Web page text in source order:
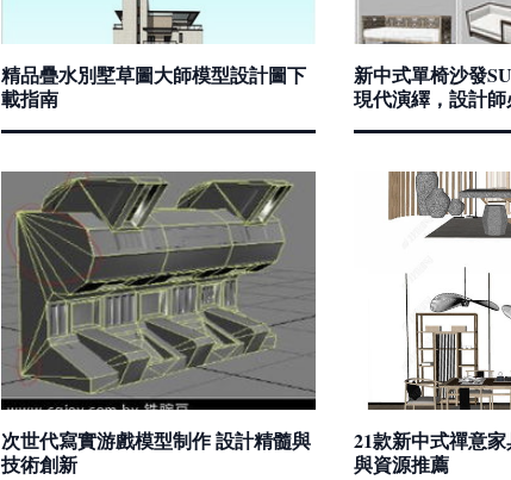
精品疊水別墅草圖大師模型設計圖下
載指南
新中式單椅沙發
現代演繹，設計
次世代寫實游戲模型制作 設計精髓與
技術創新
21款新中式禪意
與資源推薦